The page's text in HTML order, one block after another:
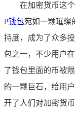
在加密货币这
P钱包宛如一颗璀璨
持度，成为了众多
包之一，不少用户
了钱包里面的币被
的一颗巨石，给用
开了人们对加密货